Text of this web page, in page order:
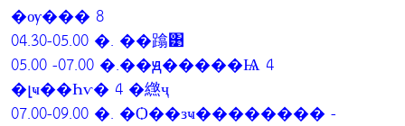
�ѹ��� 8
04.30-05.00 �. ��蹹͹
05.00 -07.00 �.��ԭ�����Ѩ 4
�լҹ��Һѵ� 4 �繺ҷ
07.00-09.00 �. �Ѻ��зҹ�������� -